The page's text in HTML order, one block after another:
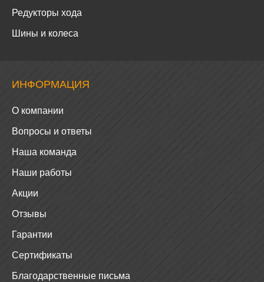
Редукторы хода
Шины и колеса
ИНФОРМАЦИЯ
О компании
Вопросы и ответы
Наша команда
Наши работы
Акции
Отзывы
Гарантии
Сертификаты
Благодарственные письма